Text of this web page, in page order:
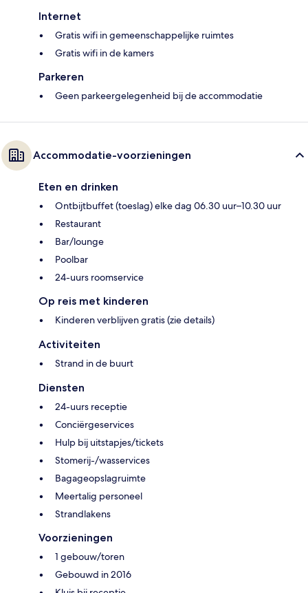
Internet
Gratis wifi in gemeenschappelijke ruimtes
Gratis wifi in de kamers
Parkeren
Geen parkeergelegenheid bij de accommodatie
Accommodatie-voorzieningen
Eten en drinken
Ontbijtbuffet (toeslag) elke dag 06.30 uur–10.30 uur
Restaurant
Bar/lounge
Poolbar
24-uurs roomservice
Op reis met kinderen
Kinderen verblijven gratis (zie details)
Activiteiten
Strand in de buurt
Diensten
24-uurs receptie
Conciërgeservices
Hulp bij uitstapjes/tickets
Stomerij-/wasservices
Bagageopslagruimte
Meertalig personeel
Strandlakens
Voorzieningen
1 gebouw/toren
Gebouwd in 2016